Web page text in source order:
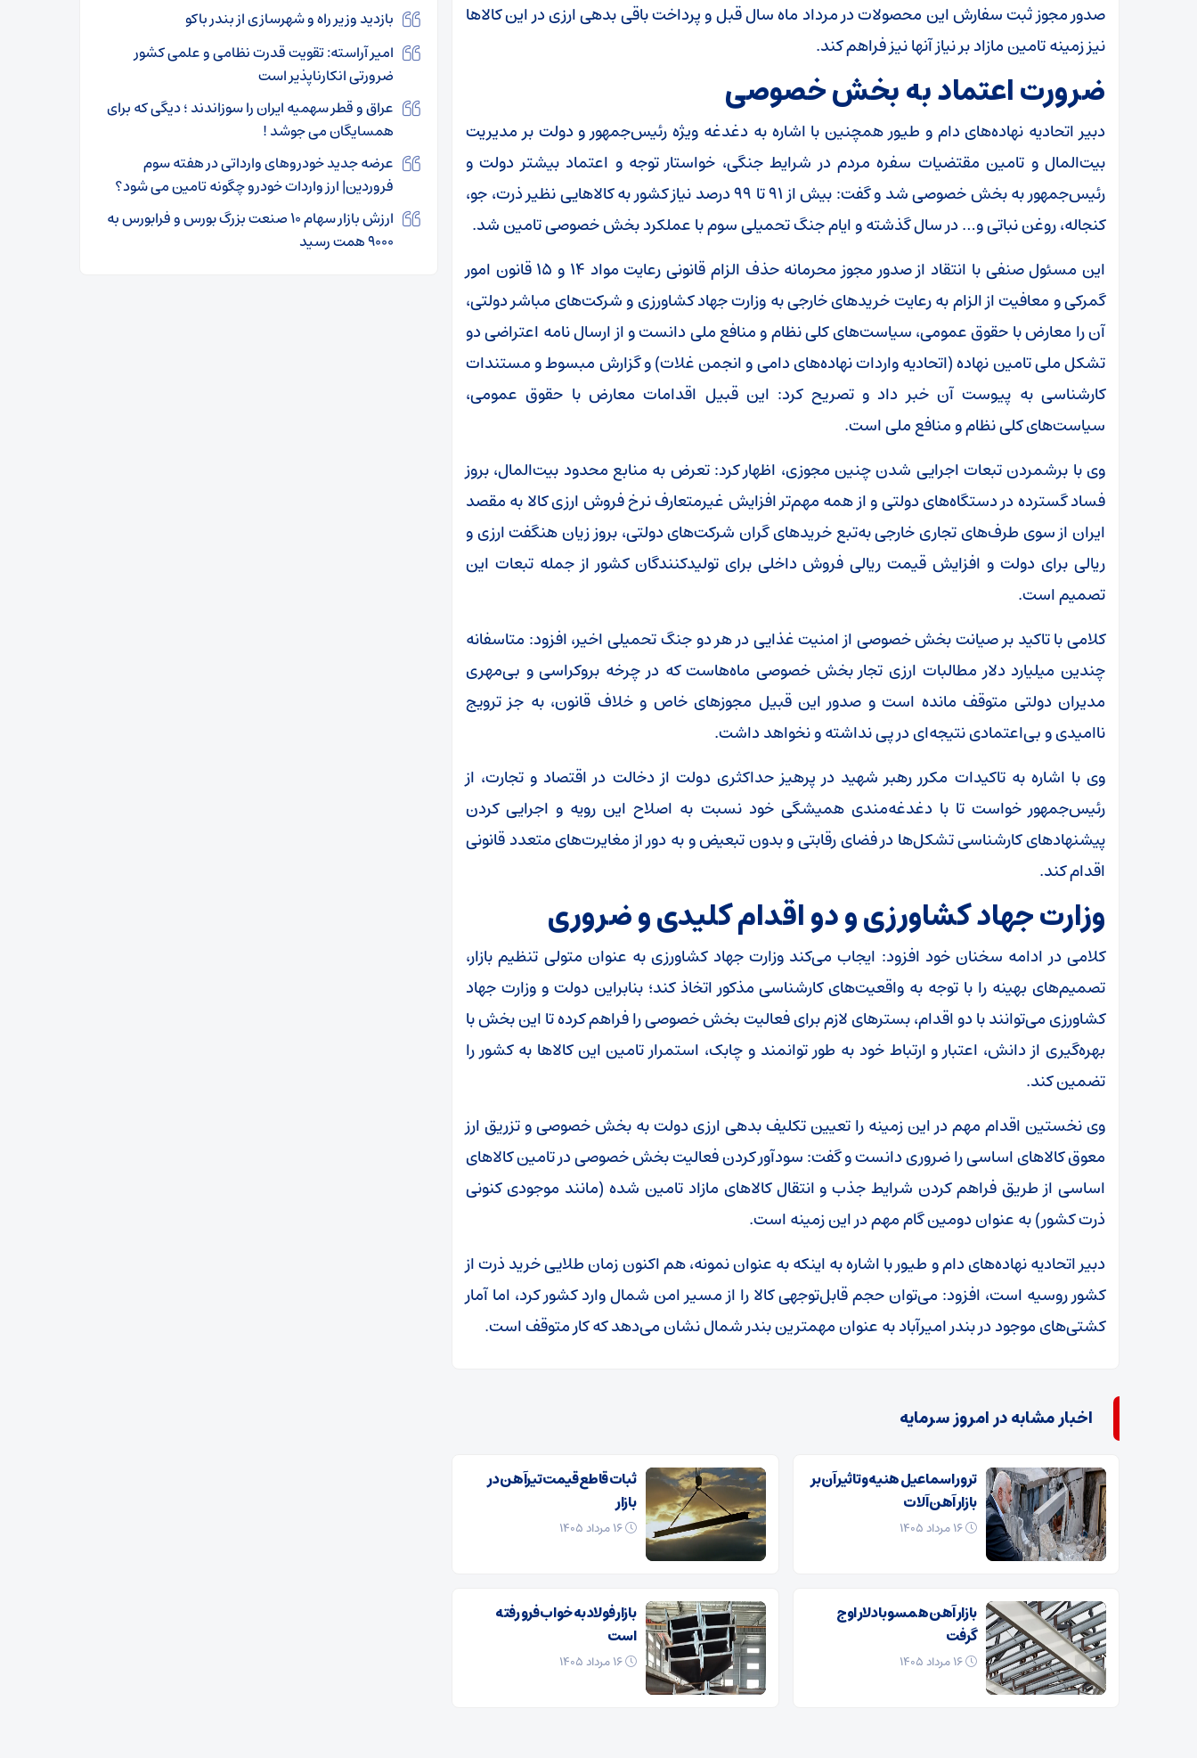
صدور مجوز ثبت سفارش این محصولات در مرداد ماه سال قبل و پرداخت باقی بدهی ارزی در این کالا‌ها
نیز زمینه تامین مازاد بر نیاز آنها نیز فراهم کند.
ضرورت اعتماد به بخش خصوصی
دبیر اتحادیه نهاده‌های دام و طیور همچنین با اشاره به دغدغه ویژه رئیس‌جمهور و دولت بر مدیریت
بیت‌المال و تامین مقتضیات سفره مردم در شرایط جنگی، خواستار توجه و اعتماد بیشتر دولت و
رئیس‌جمهور به بخش خصوصی شد و گفت: بیش از ۹۱ تا ۹۹ درصد نیاز کشور به کالا‌هایی نظیر ذرت، جو،
کنجاله، روغن نباتی و… در سال گذشته و ایام جنگ تحمیلی سوم با عملکرد بخش خصوصی تامین شد.
این مسئول صنفی با انتقاد از صدور مجوز محرمانه حذف الزام قانونی رعایت مواد ۱۴ و ۱۵ قانون امور
گمرکی و معافیت از الزام به رعایت خرید‌های خارجی به وزارت جهاد کشاورزی و شرکت‌های مباشر دولتی،
آن را معارض با حقوق عمومی، سیاست‌های کلی نظام و منافع ملی دانست و از ارسال نامه اعتراضی دو
تشکل ملی تامین نهاده (اتحادیه واردات نهاده‌های دامی و انجمن غلات) و گزارش مبسوط و مستندات
کارشناسی به پیوست آن خبر داد و تصریح کرد: این قبیل اقدامات معارض با حقوق عمومی،
سیاست‌های کلی نظام و منافع ملی است.
وی با برشمردن تبعات اجرایی شدن چنین مجوزی، اظهار کرد: تعرض به منابع محدود بیت‌المال، بروز
فساد گسترده در دستگاه‌های دولتی و از همه مهم‌تر افزایش غیرمتعارف نرخ فروش ارزی کالا به مقصد
ایران از سوی طرف‌های تجاری خارجی به‌تبع خرید‌های گران شرکت‌های دولتی، بروز زیان هنگفت ارزی و
ریالی برای دولت و افزایش قیمت ریالی فروش داخلی برای تولیدکنندگان کشور از جمله تبعات این
تصمیم است.
کلامی با تاکید بر صیانت بخش خصوصی از امنیت غذایی در هر دو جنگ تحمیلی اخیر، افزود: متاسفانه
چندین میلیارد دلار مطالبات ارزی تجار بخش خصوصی ماه‌هاست که در چرخه بروکراسی و بی‌مهری
مدیران دولتی متوقف مانده است و صدور این قبیل مجوز‌های خاص و خلاف قانون، به جز ترویج
ناامیدی و بی‌اعتمادی نتیجه‌ای در پی نداشته و نخواهد داشت.
وی با اشاره به تاکیدات مکرر رهبر شهید در پرهیز حداکثری دولت از دخالت در اقتصاد و تجارت، از
رئیس‌جمهور خواست تا با دغدغه‌مندی همیشگی خود نسبت به اصلاح این رویه و اجرایی کردن
پیشنهاد‌های کارشناسی تشکل‌ها در فضای رقابتی و بدون تبعیض و به دور از مغایرت‌های متعدد قانونی
اقدام کند.
وزارت جهاد کشاورزی و دو اقدام کلیدی و ضروری
کلامی در ادامه سخنان خود افزود: ایجاب می‌کند وزارت جهاد کشاورزی به عنوان متولی تنظیم بازار،
تصمیم‌های بهینه را با توجه به واقعیت‌های کارشناسی مذکور اتخاذ کند؛ بنابراین دولت و وزارت جهاد
کشاورزی می‌توانند با دو اقدام، بستر‌های لازم برای فعالیت بخش خصوصی را فراهم کرده تا این بخش با
بهره‌گیری از دانش، اعتبار و ارتباط خود به طور توانمند و چابک، استمرار تامین این کالا‌ها به کشور را
تضمین کند.
وی نخستین اقدام مهم در این زمینه را تعیین تکلیف بدهی ارزی دولت به بخش خصوصی و تزریق ارز
معوق کالا‌های اساسی را ضروری دانست و گفت: سودآور کردن فعالیت بخش خصوصی در تامین کالا‌های
اساسی از طریق فراهم کردن شرایط جذب و انتقال کالا‌های مازاد تامین شده (مانند موجودی کنونی
ذرت کشور) به عنوان دومین گام مهم در این زمینه است.
دبیر اتحادیه نهاده‌های دام و طیور با اشاره به اینکه به عنوان نمونه، هم اکنون زمان طلایی خرید ذرت از
کشور روسیه است، افزود: می‌توان حجم قابل‌توجهی کالا را از مسیر امن شمال وارد کشور کرد، اما آمار
کشتی‌های موجود در بندر امیرآباد به عنوان مهمترین بندر شمال نشان می‌دهد که کار متوقف است.
اخبار مشابه در امروز سرمایه
ترور اسماعیل هنیه و تاثیر آن بر
بازار آهن آلات
ثبات قاطع قیمت تیرآهن در
بازار
۱۶ مرداد ۱۴۰۵
بازار آهن همسو با دلار اوج
گرفت
بازار فولاد به خواب فرو رفته
است
۱۶ مرداد ۱۴۰۵
بازدید وزیر راه و شهرسازی از بندر باکو
امیر آراسته: تقویت قدرت نظامی و علمی کشور
ضرورتی انکارناپذیر است
عراق و قطر سهمیه ایران را سوزاندند ؛ دیگی که برای
همسایگان می جوشد !
عرضه جدید خودروهای وارداتی در هفته سوم
فروردین| ارز واردات خودرو چگونه تامین می شود؟
ارزش بازار سهام ۱۰ صنعت بزرگ بورس و فرابورس به
۹۰۰۰ همت رسید